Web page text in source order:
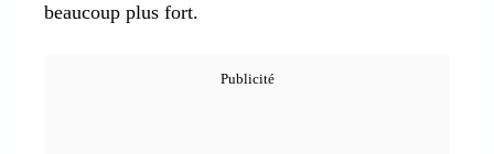
beaucoup plus fort.